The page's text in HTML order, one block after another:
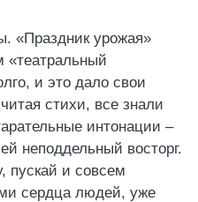
«Праздник урожая»
«театральный
и это дало свои
стихи, все знали
интонации –
неподдельный восторг.
пускай и совсем
сердца людей, уже